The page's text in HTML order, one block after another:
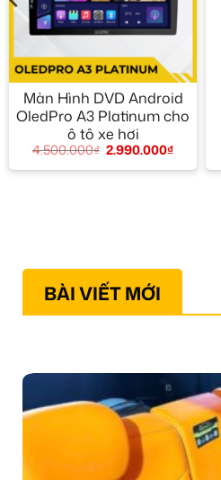
Màn Hình DVD Android
OledPro A3 Platinum cho
ô tô xe hơi
4.500.000₫ 2.990.000₫
BÀI VIẾT MỚI